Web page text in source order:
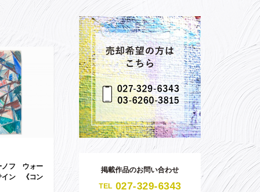
ノフ ウォー
イン 《コン
掲載作品のお問い合わせ
TEL 027-329-6343